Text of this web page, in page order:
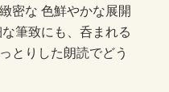
密な 色鮮やかな展開
筆致にも、呑まれる
とりした朗読でどう